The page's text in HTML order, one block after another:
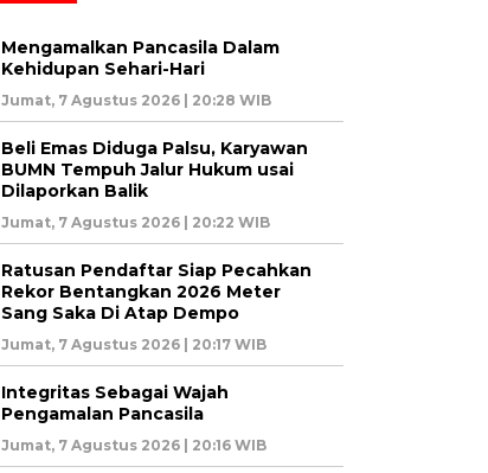
Mengamalkan Pancasila Dalam
Kehidupan Sehari-Hari
Jumat, 7 Agustus 2026 | 20:28 WIB
Beli Emas Diduga Palsu, Karyawan
BUMN Tempuh Jalur Hukum usai
Dilaporkan Balik
Jumat, 7 Agustus 2026 | 20:22 WIB
Ratusan Pendaftar Siap Pecahkan
Rekor Bentangkan 2026 Meter
Sang Saka Di Atap Dempo
Jumat, 7 Agustus 2026 | 20:17 WIB
Integritas Sebagai Wajah
Pengamalan Pancasila
Jumat, 7 Agustus 2026 | 20:16 WIB